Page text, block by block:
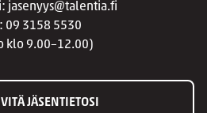
jasenyys@talentia.fi
09 3158 5530
klo 9.00–12.00)
JÄSENTIETOSI